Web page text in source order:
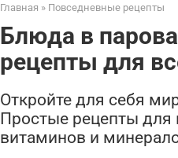
Главная » Повседневные рецепты
Блюда в
рецепты для
Откройте для себя
Простые рецепты
витаминов и